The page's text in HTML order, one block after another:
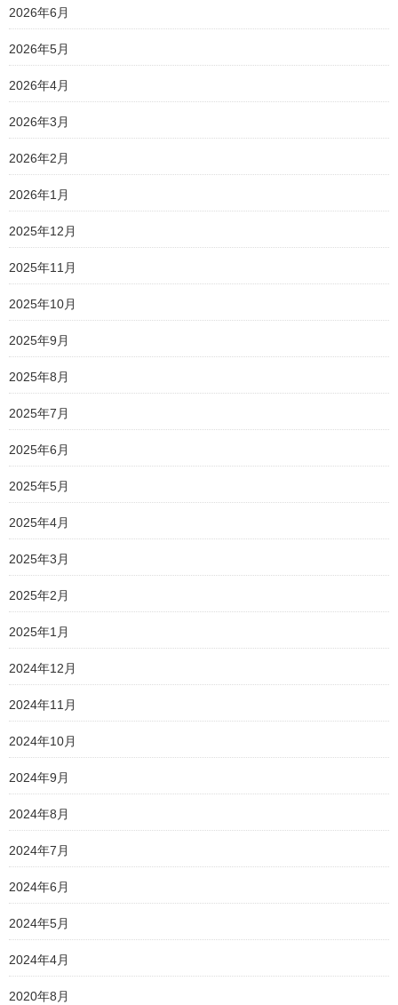
2026年6月
2026年5月
2026年4月
2026年3月
2026年2月
2026年1月
2025年12月
2025年11月
2025年10月
2025年9月
2025年8月
2025年7月
2025年6月
2025年5月
2025年4月
2025年3月
2025年2月
2025年1月
2024年12月
2024年11月
2024年10月
2024年9月
2024年8月
2024年7月
2024年6月
2024年5月
2024年4月
2020年8月